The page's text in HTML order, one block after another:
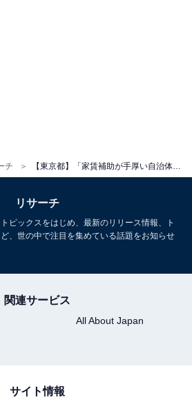
チ 【東京都】「家賃補助が手厚い自治体」ランキング！ 2位「新宿区」、1位は？
リサーチ
ピックスをはじめ、最新のリリース情報、ト
、世の中で注目を集めている話題をお知らせ
関連サービス
All About Japan
サイト情報